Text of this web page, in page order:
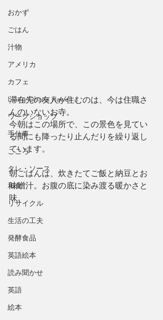
おかず
ごはん
汁物
アメリカ
カフェ
Living Ohana Hawaii
ワークショップ
手仕事
こころ
タレ・ソース
和食
リサイクル
生活の工夫
発酵食品
英語絵本
読み聞かせ
英語
絵本
滞在先の友人が住むのは、今は住職さ
んのいないお寺。
今朝はこの場所で、この景色を見てい
る間にも降ったり止んだりを繰り返し
ています。
朝ごはんは、炊きたてご飯と納豆とお
味噌汁。お腹の底に染み渡る暖かさと
味。